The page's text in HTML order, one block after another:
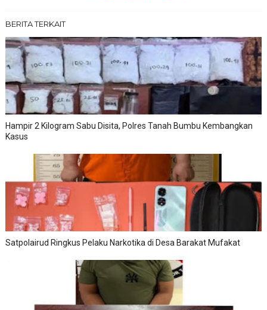
BERITA TERKAIT
Hampir 2 Kilogram Sabu Disita, Polres Tanah Bumbu Kembangkan
Kasus
Satpolairud Ringkus Pelaku Narkotika di Desa Barakat Mufakat